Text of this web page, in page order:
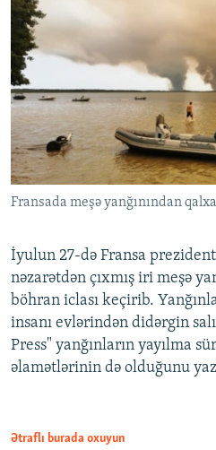
Fransada meşə yanğınından
İyulun 27-də Fransa
nəzarətdən çıxmış iri meşə
böhran iclası keçirib.
insanı evlərindən didərgin
Press" yanğınların yayılma
əlamətlərinin də olduğunu
Ətraflı burada oxuyun